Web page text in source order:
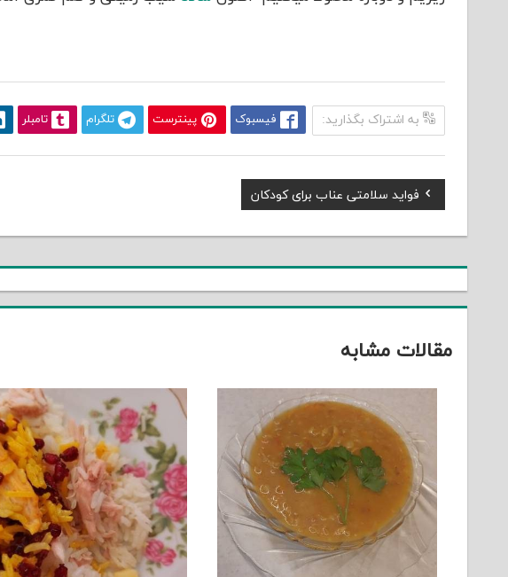
به اشتراک بگذارید: فیسبوک پینترست تلگرام تامبلر
راهبری
نوشته
Previous
Post:
فواید سلامتی عناب برای کودکان
مقالات مشابه